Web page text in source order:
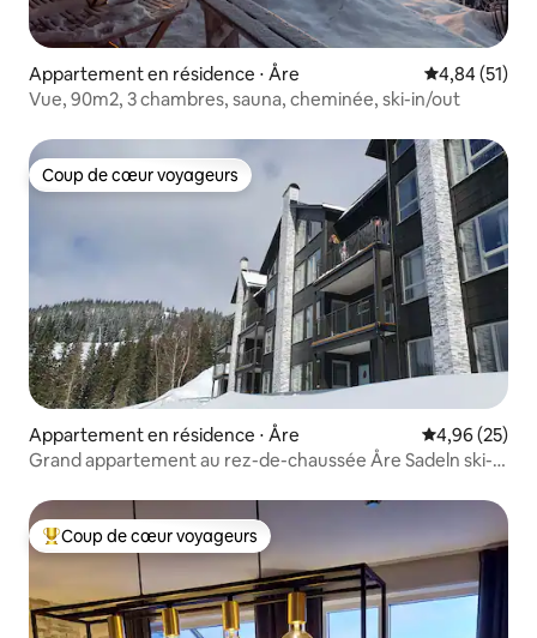
Appartement en résidence ⋅ Åre Évaluation
4,84 (51)
Vue, 90m2, 3 chambres, sauna, cheminée, ski-in/out
Coup de cœur voyageurs
Coup de cœur voyageurs
Appartement en résidence ⋅ Åre Évaluation
4,96 (25)
Grand appartement au rez-de-chaussée Åre Sadeln ski-in
Coups de cœur voyageurs les plus appréciés
Coup de cœur voyageurs